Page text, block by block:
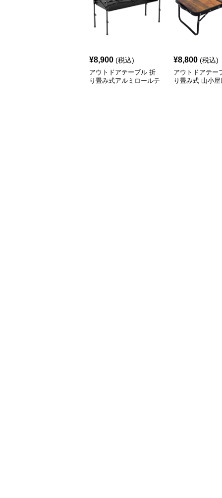
¥8,900 (税込)
アウトドアテーブル 折
り畳み式アルミロールテ
¥8,800 (税込)
アウトドアテー
り畳み式 山小屋